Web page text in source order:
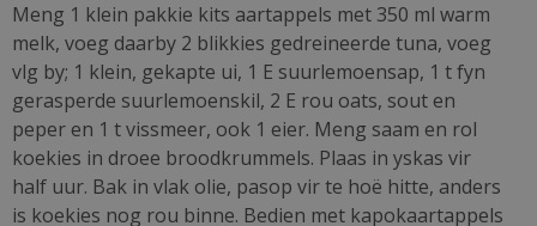
Meng 1 klein pakkie kits aartappels met 350 ml warm
melk, voeg daarby 2 blikkies gedreineerde tuna, voeg
vlg by; 1 klein, gekapte ui, 1 E suurlemoensap, 1 t fyn
gerasperde suurlemoenskil, 2 E rou oats, sout en
peper en 1 t vissmeer, ook 1 eier. Meng saam en rol
koekies in droee broodkrummels. Plaas in yskas vir
half uur. Bak in vlak olie, pasop vir te hoë hitte, anders
is koekies nog rou binne. Bedien met kapokaartappels